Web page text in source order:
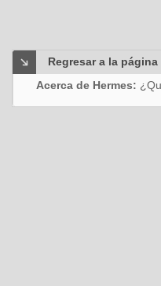
Regresar a la
Acerca de Hermes: